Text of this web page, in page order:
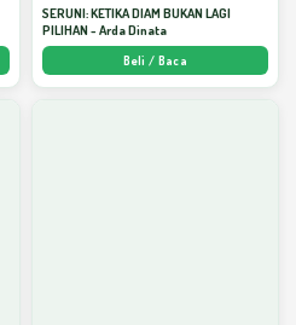
SERUNI: KETIKA DIAM BUKAN LAGI
PILIHAN - Arda Dinata
Beli / Baca